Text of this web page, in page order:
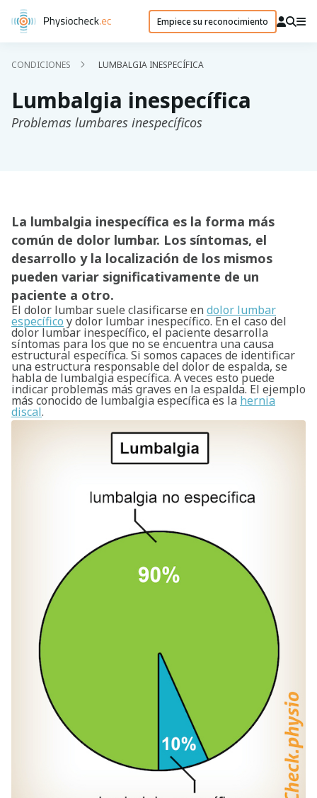
Empiece su reconocimiento
CONDICIONES LUMBALGIA INESPECÍFICA
Lumbalgia inespecífica
Problemas lumbares inespecíficos
La lumbalgia inespecífica es la forma más
común de dolor lumbar. Los síntomas, el
desarrollo y la localización de los mismos
pueden variar significativamente de un
paciente a otro.
El dolor lumbar suele clasificarse en dolor lumbar
específico y dolor lumbar inespecífico. En el caso del
dolor lumbar inespecífico, el paciente desarrolla
síntomas para los que no se encuentra una causa
estructural específica. Si somos capaces de identificar
una estructura responsable del dolor de espalda, se
habla de lumbalgia específica. A veces esto puede
indicar problemas más graves en la espalda. El ejemplo
más conocido de lumbalgia específica es la hernia
discal.